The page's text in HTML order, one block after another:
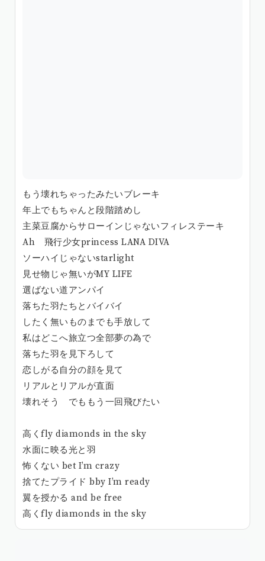
もう壊れちゃったみたいブレーキ
年上でもちゃんと段階踏めし
主菜豆腐からサローインじゃないフィレステーキ
Ah 飛行少女princess LANA DIVA
ソーハイじゃないstarlight
見せ物じゃ無いがMY LIFE
選ばない道アンパイ
落ちた羽たちとバイバイ
したく無いものまでも手放して
私はどこへ旅立つ全部夢の為で
落ちた羽を見下ろして
恋しがる自分の顔を見て
リアルとリアルが直面
壊れそう でももう一回飛びたい
高くfly diamonds in the sky
水面に映る光と羽
怖くない bet I’m crazy
捨てたプライド bby I’m ready
翼を授かる and be free
高くfly diamonds in the sky